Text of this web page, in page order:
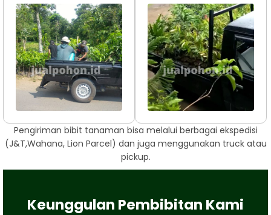
Pengiriman bibit tanaman bisa melalui berbagai ekspedisi
(J&T,Wahana, Lion Parcel) dan juga menggunakan truck atau
pickup.
Keunggulan Pembibitan Kami